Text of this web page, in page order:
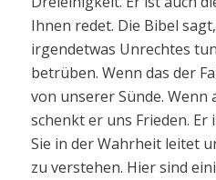
Ihnen redet. Die Bibel
irgendetwas Unrechtes
betrüben. Wenn das der
von unserer Sünde. Wenn
schenkt er uns Frieden.
Sie in der Wahrheit leitet
zu verstehen. Hier sind